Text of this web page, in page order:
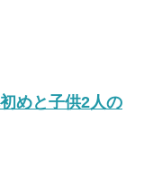
めと子供2人の